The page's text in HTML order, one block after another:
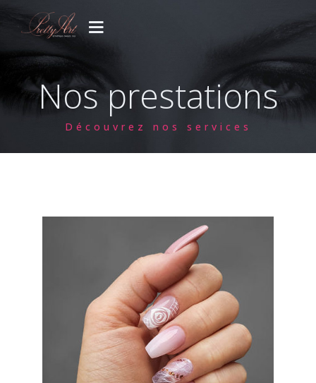
PRESTATIONS
CONCEPT
GALERIE
Nos prestations
Découvrez nos services